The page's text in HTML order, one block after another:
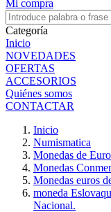
Mi compra
Categoría
Inicio
NOVEDADES
OFERTAS
ACCESORIOS
Quiénes somos
CONTACTAR
Inicio
Numismatica
Monedas de Euro
Monedas
Monedas euros
moneda
Nacional.